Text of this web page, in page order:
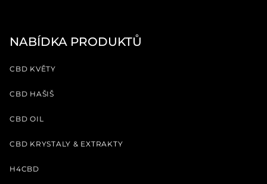
NABÍDKA PRODUKTŮ
CBD KVĚTY
CBD HAŠIŠ
CBD OIL
CBD KRYSTALY & EXTRAKTY
H4CBD